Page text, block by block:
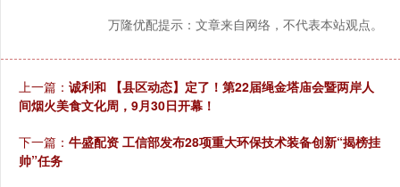
万隆优配提示：文章来自网络，不代表本站观点。
上一篇： 诚利和 【县区动态】定了！第22届绳金塔庙会暨两岸人
间烟火美食文化周，9月30日开幕！
下一篇： 牛盛配资 工信部发布28项重大环保技术装备创新“揭榜挂
帅”任务